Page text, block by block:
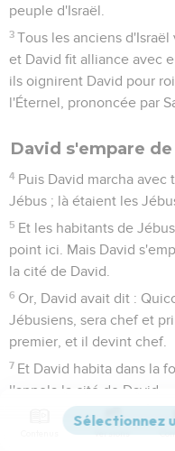
peuple d'Israël.
3 Tous les anciens
et David fit alliance avec
ils oignirent David pour
l'Éternel, prononcée par
David s'empare
4 Puis David marcha avec
Jébus ; là étaient les
5 Et les habitants de
point ici. Mais David
la cité de David.
6 Or, David avait dit :
Jébusiens, sera chef et
premier, et il devint chef.
7 Et David habita dans la
l'appela la cité de David.
Il bâtit la ville tout
Joab répara le reste de la
Versions